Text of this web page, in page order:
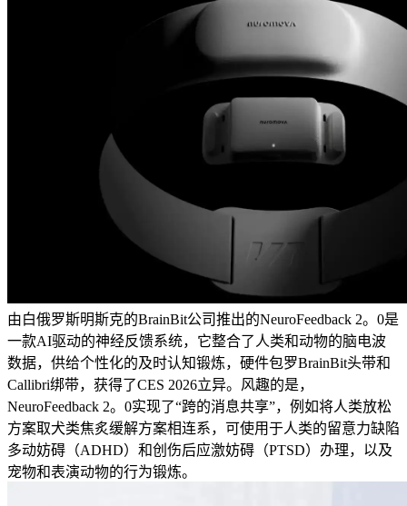
由白俄罗斯明斯克的BrainBit公司推出的NeuroFeedback 2。0是
一款AI驱动的神经反馈系统，它整合了人类和动物的脑电波
数据，供给个性化的及时认知锻炼，硬件包罗BrainBit头带和
Callibri绑带，获得了CES 2026立异。风趣的是，
NeuroFeedback 2。0实现了“跨的消息共享”，例如将人类放松
方案取犬类焦炙缓解方案相连系，可使用于人类的留意力缺陷
多动妨碍（ADHD）和创伤后应激妨碍（PTSD）办理，以及
宠物和表演动物的行为锻炼。